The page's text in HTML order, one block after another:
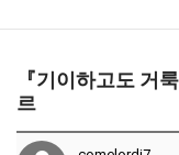
『기이하고도 거
르